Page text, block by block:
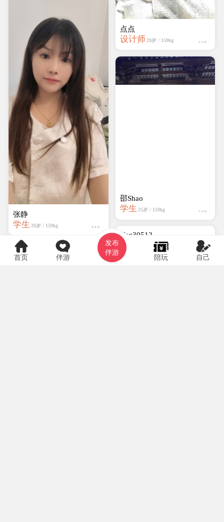
张静
学生 20岁 / 159kg
点点
设计师 20岁 / 159kg
邵Shao
学生 25岁 / 159kg
Ysq30512
学生 19岁 / 159kg
首页 伴游
发布
伴游
陪玩 自己